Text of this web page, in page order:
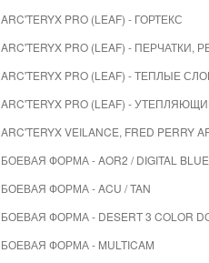
ARC'TERYX PRO (LEAF) - ГОРТЕКС
ARC'TERYX PRO (LEAF) - ПЕРЧАТКИ,
ARC'TERYX PRO (LEAF) - ТЕПЛЫЕ
ARC'TERYX PRO (LEAF) -
ARC'TERYX VEILANCE, FRED PERRY
БОЕВАЯ ФОРМА - AOR2 / DIGITAL BLUE
БОЕВАЯ ФОРМА - ACU / TAN
БОЕВАЯ ФОРМА - DESERT 3 COLOR
БОЕВАЯ ФОРМА - MULTICAM